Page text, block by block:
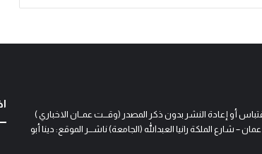
أو إعادة النشر بدون ذكر المصدر (وقـــت عمــان الاخباري )
شارع الملكة رانيا العبدالله (الجامعة) ناشـــر الموقع: دينا أبو